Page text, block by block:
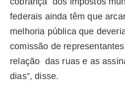
federais ainda têm que
melhoria pública que
comissão de
relação das ruas e as
dias”, disse.